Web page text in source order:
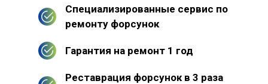
Специализированные сервис по
ремонту форсунок
Гарантия на ремонт 1 год
Реставрация форсунок в 3 раза